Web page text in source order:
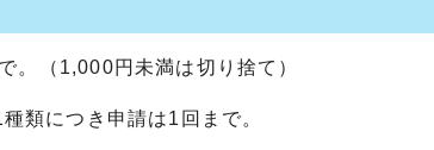
。（1,000円未満は切り捨て）
類につき申請は1回まで。